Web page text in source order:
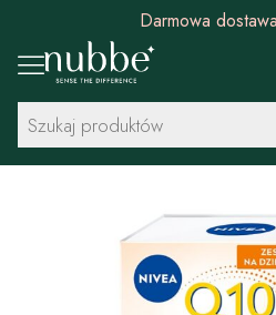
Rabat 30 zł na
Wyszukiwarka
produktów